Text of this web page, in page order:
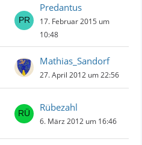
Predantus
17. Februar 2015 um
10:48
Mathias_Sandorf
27. April 2012 um 22:56
Rübezahl
6. März 2012 um 16:46